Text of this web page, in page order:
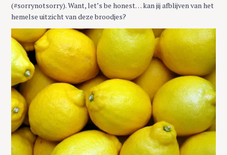
(#sorrynotsorry). Want, let’s be honest… kan jij afblijven van het
hemelse uitzicht van deze broodjes?